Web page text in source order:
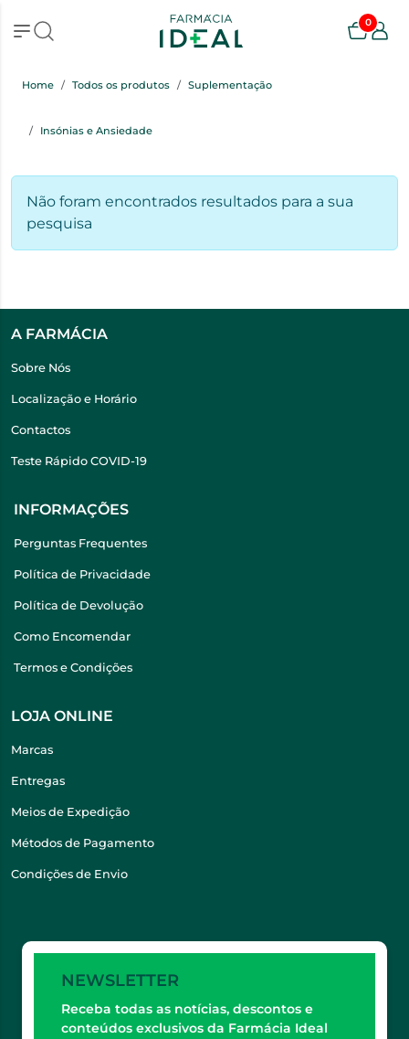
0
Home Todos os produtos Suplementação
Insónias e Ansiedade
Não foram encontrados resultados para a sua
pesquisa
A FARMÁCIA
Sobre Nós
Localização e Horário
Contactos
Teste Rápido COVID-19
INFORMAÇÕES
Perguntas Frequentes
Política de Privacidade
Política de Devolução
Como Encomendar
Termos e Condições
LOJA ONLINE
Marcas
Entregas
Meios de Expedição
Métodos de Pagamento
Condições de Envio
NEWSLETTER
Receba todas as notícias, descontos e
conteúdos exclusivos da Farmácia Ideal